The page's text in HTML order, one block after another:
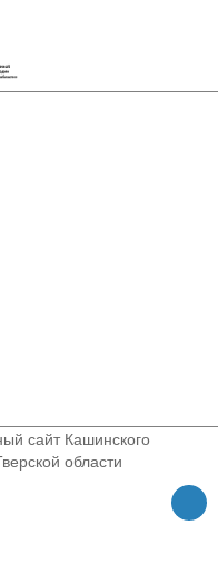
сайт Кашинского
области